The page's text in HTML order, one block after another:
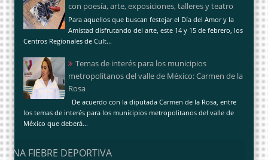
con poesía, arte, exposiciones, talleres y teatro
Para aquellos que buscan festejar el Día del Amor y la
Amistad disfrutando del arte, este 14 y 15 de febrero, los
Centros Regionales de Cult...
Temas de interés para los municipios
metropolitanos del valle de México: Carmen de la
Rosa
De acuerdo con la diputada Carmen de la Rosa, entre
los temas de interés para los municipios metropolitanos del valle de
México que deberá...
UNA FIEBRE DEPORTIVA